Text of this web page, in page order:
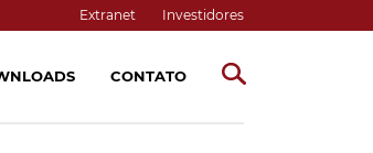
Extranet Investidores
CONTATO